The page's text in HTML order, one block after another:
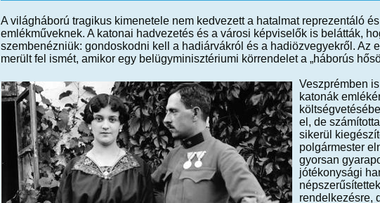
A világháború tragikus kimenetele nem kedvezett a hatalmat reprezentáló
emlékműveknek. A katonai hadvezetés és a városi képviselők is belátták,
szembenézniük: gondoskodni kell a hadiárvákról és a hadiözvegyekről. Az
merült fel ismét, amikor egy belügyminisztériumi körrendelet a „háborús
Veszprémben
katonák
el, de
sikerül
polgármester
gyorsan
jótékonysági
rendelkezésre,